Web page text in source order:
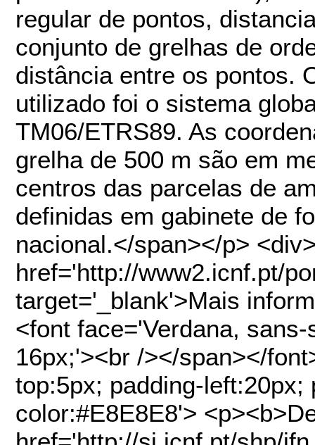
regular de pontos,
conjunto de grelhas de
distância entre os pontos.
utilizado foi o sistema
TM06/ETRS89. As
grelha de 500 m são em
centros das parcelas de
definidas em gabinete de
nacional.</span></p>
href='http://www2.icnf.pt/
target='_blank'>Mais
<font face='Verdana,
16px;'><br /></span></
top:5px; padding-
color:#E8E8E8'>